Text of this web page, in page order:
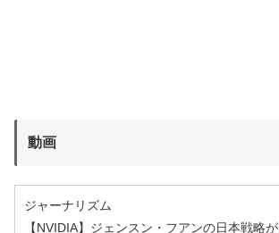
動画
ジャーナリズム
【NVIDIA】ジェンスン・フアンの日本戦略が